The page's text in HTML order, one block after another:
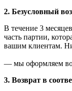
2. Безусловный
В течение 3
часть партии,
вашим клиентам.
Просто
— мы оформляем
3. Возврат в